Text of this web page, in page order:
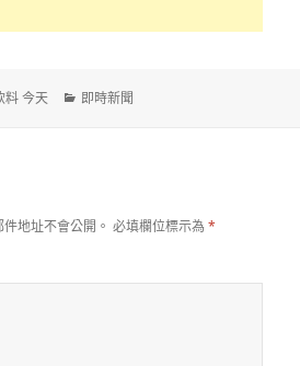
料 今天
分
即時新聞
地址不會公開。 必填欄位標示為*